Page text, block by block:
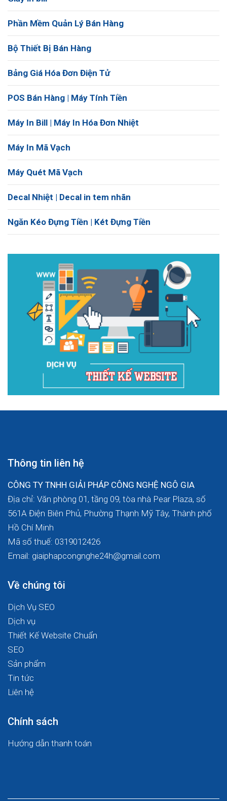
Phần Mềm Quản Lý Bán Hàng
Bộ Thiết Bị Bán Hàng
Bảng Giá Hóa Đơn Điện Tử
POS Bán Hàng | Máy Tính Tiền
Máy In Bill | Máy In Hóa Đơn Nhiệt
Máy In Mã Vạch
Máy Quét Mã Vạch
Decal Nhiệt | Decal in tem nhãn
Ngăn Kéo Đựng Tiền | Két Đựng Tiền
Thông tin liên hệ
CÔNG TY TNHH GIẢI PHÁP CÔNG NGHỆ NGÔ GIA
Địa chỉ: Văn phòng 01, tầng 09, tòa nhà Pear Plaza, số
561A Điện Biên Phủ, Phường Thạnh Mỹ Tây, Thành phố
Hồ Chí Minh
Mã số thuế: 0319012426
Email: giaiphapcongnghe24h@gmail.com
Về chúng tôi
Dịch Vụ SEO
Dịch vụ
Thiết Kế Website Chuẩn
SEO
Sản phẩm
Tin tức
Liên hệ
Chính sách
Hướng dẫn thanh toán